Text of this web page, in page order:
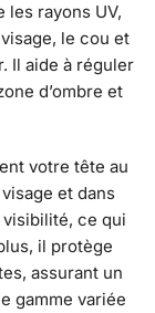
rayons UV,
le cou et
Il aide à réguler
d’ombre et
votre tête au
et dans
ce qui
il protège
assurant un
gamme variée